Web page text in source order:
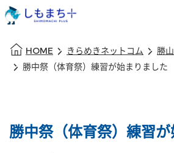
HOME きらめきネットコム
勝
勝中祭（体育祭）練習が始まりました
勝中祭（体育祭）練習